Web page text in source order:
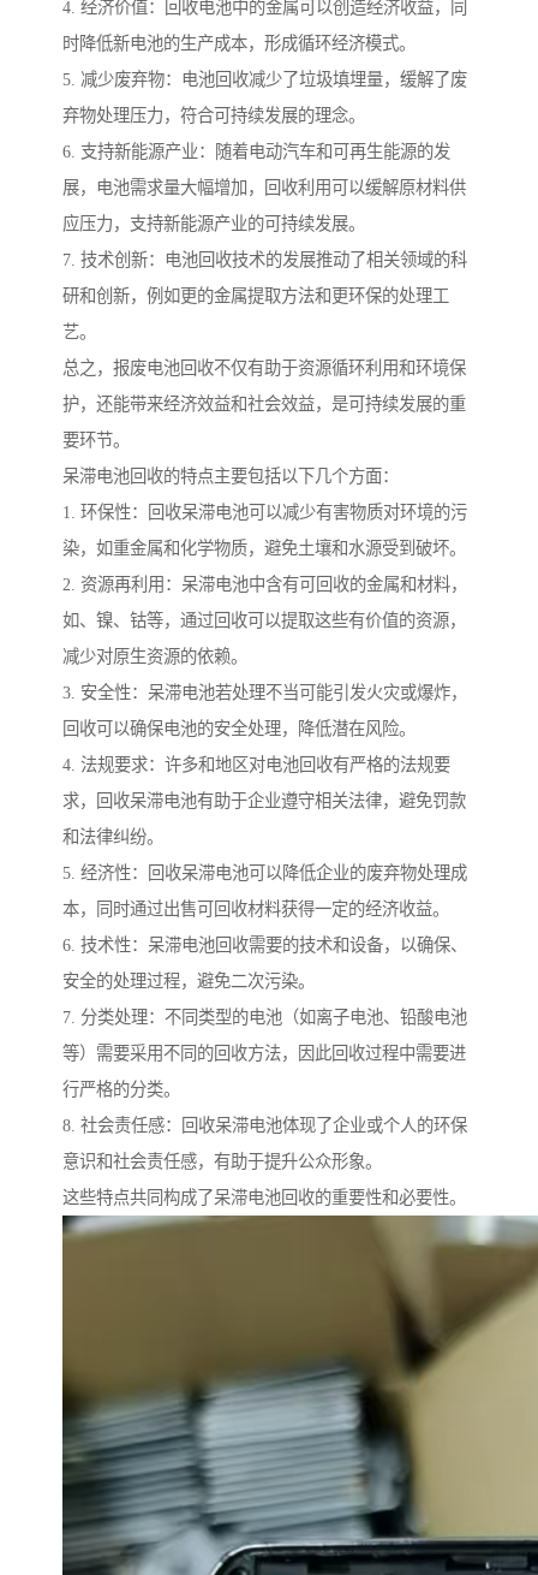
4. 经济价值：回收电池中的金属可以创造经济收益，同
时降低新电池的生产成本，形成循环经济模式。
5. 减少废弃物：电池回收减少了垃圾填埋量，缓解了废
弃物处理压力，符合可持续发展的理念。
6. 支持新能源产业：随着电动汽车和可再生能源的发
展，电池需求量大幅增加，回收利用可以缓解原材料供
应压力，支持新能源产业的可持续发展。
7. 技术创新：电池回收技术的发展推动了相关领域的科
研和创新，例如更的金属提取方法和更环保的处理工
艺。
总之，报废电池回收不仅有助于资源循环利用和环境保
护，还能带来经济效益和社会效益，是可持续发展的重
要环节。
呆滞电池回收的特点主要包括以下几个方面：
1. 环保性：回收呆滞电池可以减少有害物质对环境的污
染，如重金属和化学物质，避免土壤和水源受到破坏。
2. 资源再利用：呆滞电池中含有可回收的金属和材料，
如、镍、钴等，通过回收可以提取这些有价值的资源，
减少对原生资源的依赖。
3. 安全性：呆滞电池若处理不当可能引发火灾或爆炸，
回收可以确保电池的安全处理，降低潜在风险。
4. 法规要求：许多和地区对电池回收有严格的法规要
求，回收呆滞电池有助于企业遵守相关法律，避免罚款
和法律纠纷。
5. 经济性：回收呆滞电池可以降低企业的废弃物处理成
本，同时通过出售可回收材料获得一定的经济收益。
6. 技术性：呆滞电池回收需要的技术和设备，以确保、
安全的处理过程，避免二次污染。
7. 分类处理：不同类型的电池（如离子电池、铅酸电池
等）需要采用不同的回收方法，因此回收过程中需要进
行严格的分类。
8. 社会责任感：回收呆滞电池体现了企业或个人的环保
意识和社会责任感，有助于提升公众形象。
这些特点共同构成了呆滞电池回收的重要性和必要性。